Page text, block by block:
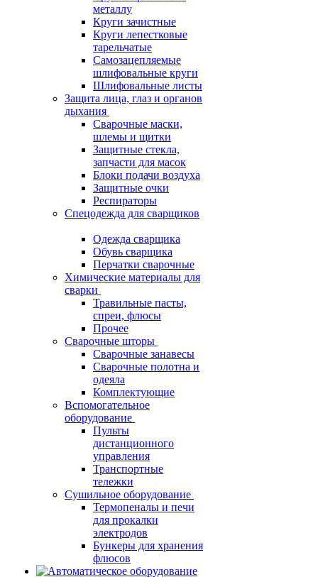
металлу
Круги зачистные
Круги лепестковые
тарельчатые
Самозацепляемые
шлифовальные круги
Шлифовальные листы
Защита лица, глаз и органов
дыхания
Сварочные маски,
шлемы и щитки
Защитные стекла,
запчасти для масок
Блоки подачи воздуха
Защитные очки
Респираторы
Спецодежда для сварщиков
Одежда сварщика
Обувь сварщика
Перчатки сварочные
Химические материалы для
сварки
Травильные пасты,
спреи, флюсы
Прочее
Сварочные шторы
Сварочные занавесы
Сварочные полотна и
одеяла
Комплектующие
Вспомогательное
оборудование
Пульты
дистанционного
управления
Транспортные
тележки
Сушильное оборудование
Термопеналы и печи
для прокалки
электродов
Бункеры для хранения
флюсов